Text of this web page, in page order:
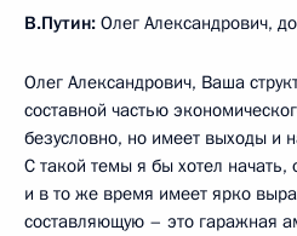
В.Путин: Олег Александрович,
Олег Александрович, Ваша
составной частью
безусловно, но имеет выходы и
С такой темы я бы хотел начать,
и в то же время имеет ярко
составляющую – это гаражная